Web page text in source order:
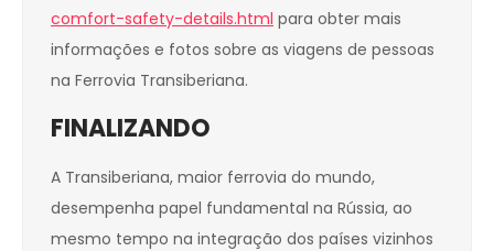
comfort-safety-details.html para obter mais
informações e fotos sobre as viagens de pessoas
na Ferrovia Transiberiana.
FINALIZANDO
A Transiberiana, maior ferrovia do mundo,
desempenha papel fundamental na Rússia, ao
mesmo tempo na integração dos países vizinhos